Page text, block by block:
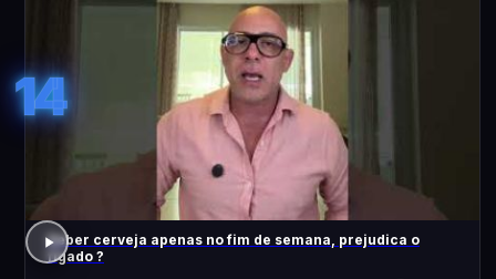
14
Beber cerveja apenas no fim de semana, prejudica o
fígado ?